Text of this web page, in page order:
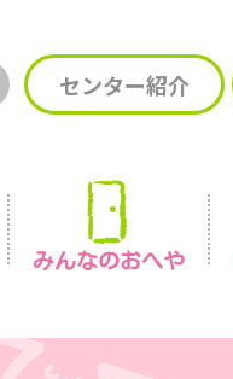
センター紹介
みんなのおへや